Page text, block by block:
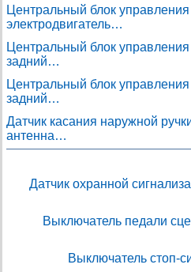
Центральный блок
электродвигатель…
Центральный блок
задний…
Центральный блок
задний…
Датчик касания наружной
антенна…
Датчик охранной
Выключатель педали
Выключатель стоп-